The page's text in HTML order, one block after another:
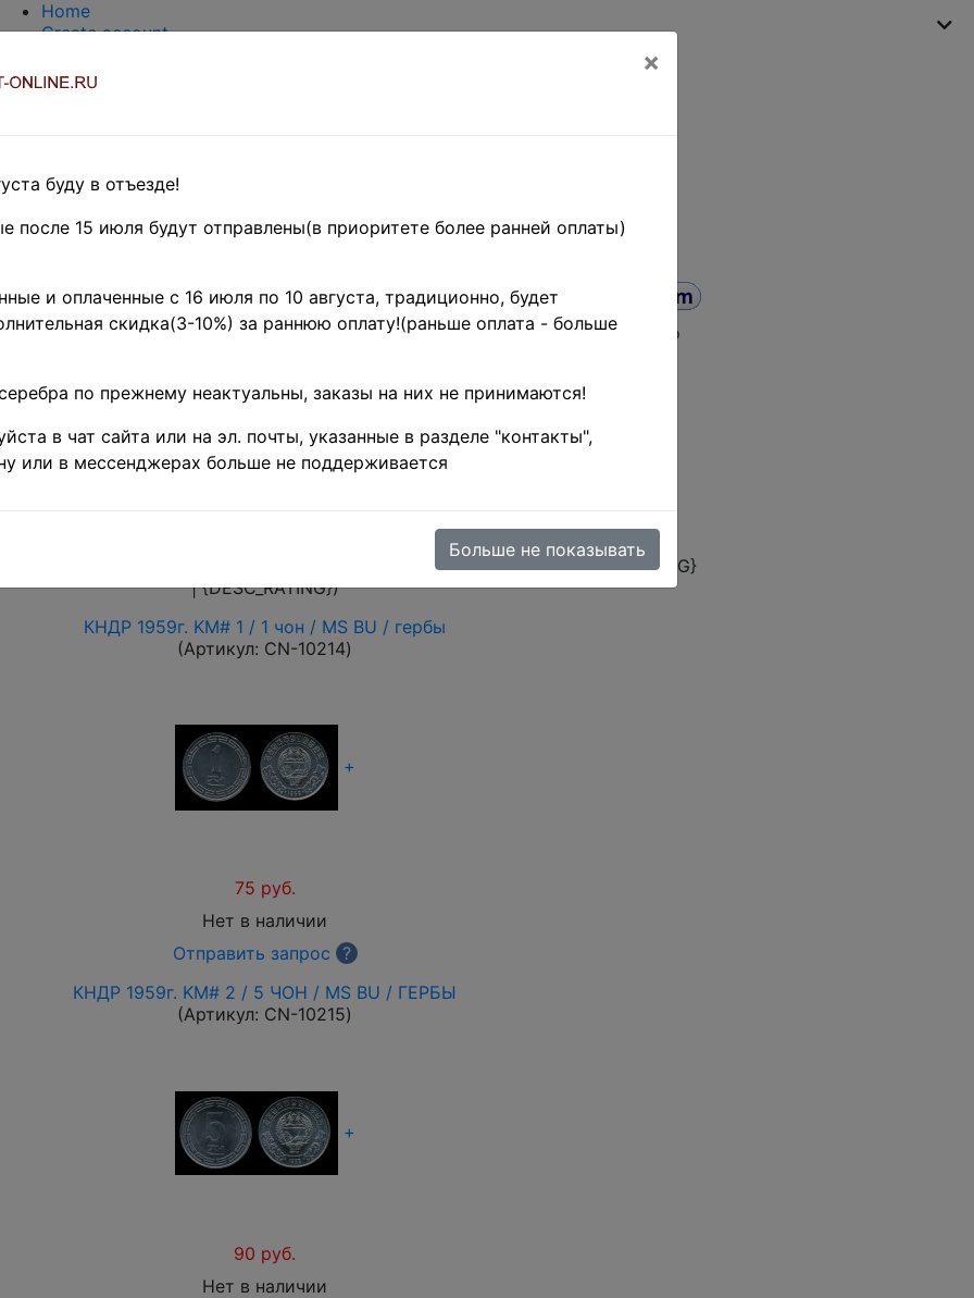
Home
Create account
About Collect-Online
Оценка и покупка
EASY SEARCH
Иностранные
название товараПоиск цена от до
по изображению товара (тестовый режим)
), customer rating ({ASC_RATING}
| {DESC_RATING})
КНДР 1959г. KM# 1 / 1 чон / MS BU / гербы
(Артикул: CN-10214)
+
75 руб.
Нет в наличии
Отправить запрос
?
КНДР 1959г. KM# 2 / 5 ЧОН / MS BU / ГЕРБЫ
(Артикул: CN-10215)
+
90 руб.
Нет в наличии
×
буду в отъезде!
после 15 июля будут отправлены(в приоритете более ранней оплаты)
и оплаченные с 16 июля по 10 августа, традиционно, будет
скидка(3-10%) за раннюю оплату!(раньше оплата - больше
по прежнему неактуальны, заказы на них не принимаются!
в чат сайта или на эл. почты, указанные в разделе "контакты",
или в мессенджерах больше не поддерживается
Больше не показывать